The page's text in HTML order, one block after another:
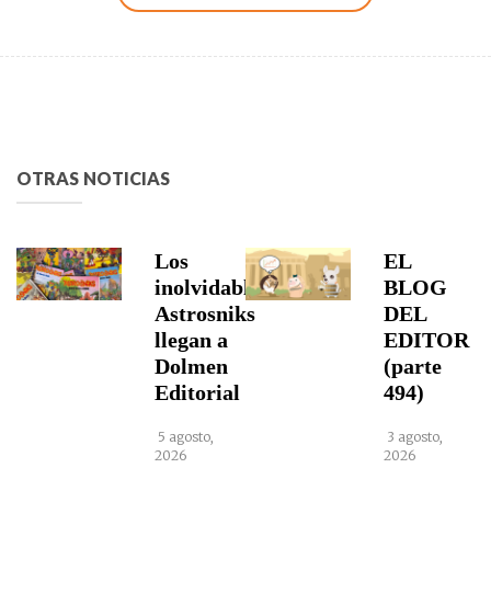
OTRAS NOTICIAS
Los
inolvidables
Astrosniks
llegan a
Dolmen
Editorial
5 agosto,
2026
EL
BLOG
DEL
EDITOR
(parte
494)
3 agosto,
2026